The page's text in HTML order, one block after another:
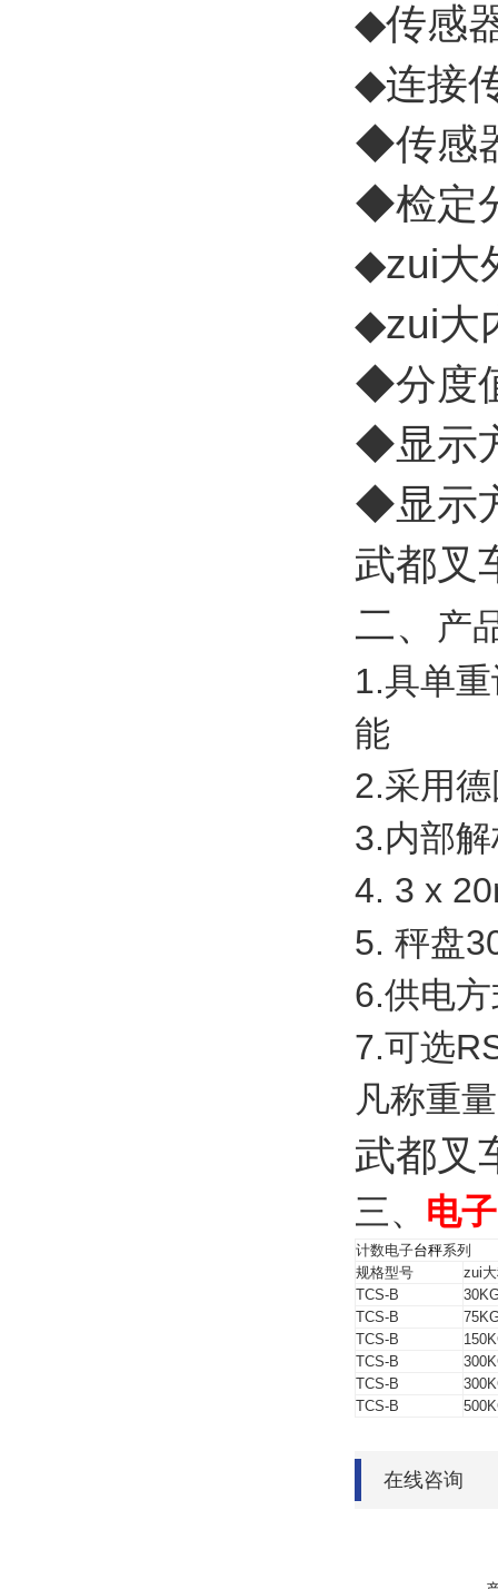
◆传感
◆连接
◆传感
◆检定
◆zui大
◆zui大
◆分度
◆显示
◆显示
武都叉
二、
产
1.具单
能
2.采用
3.内部
4. 3 x
5. 秤盘
6.供电
7.可选
凡称重
武都叉
三、 电
计数电子台秤系列
规格型号
zui
TCS-B
TCS-B
TCS-B
TCS-B
TCS-B
TCS-B
在线咨询